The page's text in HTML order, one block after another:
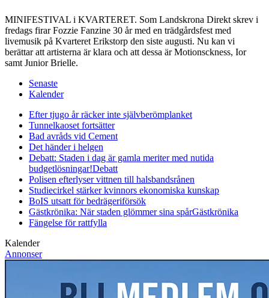
MINIFESTIVAL i KVARTERET. Som Landskrona Direkt skrev i
fredags firar Fozzie Fanzine 30 år med en trädgårdsfest med
livemusik på Kvarteret Erikstorp den siste augusti. Nu kan vi
berättar att artisterna är klara och att dessa är Motionsckness, Ior
samt Junior Brielle.
Senaste
Kalender
Efter tjugo år räcker inte självberömplanket
Tunnelkaoset fortsätter
Bad avråds vid Cement
Det händer i helgen
Debatt: Staden i dag är gamla meriter med nutida
budgetlösningar!Debatt
Polisen efterlyser vittnen till halsbandsrånen
Studiecirkel stärker kvinnors ekonomiska kunskap
BoIS utsatt för bedrägeriförsök
Gästkrönika: När staden glömmer sina spårGästkrönika
Fängelse för rattfylla
Kalender
Annonser